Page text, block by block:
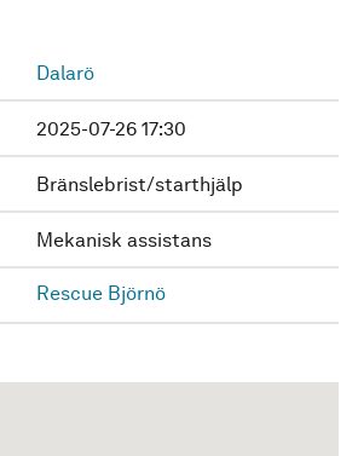
Dalarö
2025-07-26 17:30
Bränslebrist/starthjälp
Mekanisk assistans
Rescue Björnö